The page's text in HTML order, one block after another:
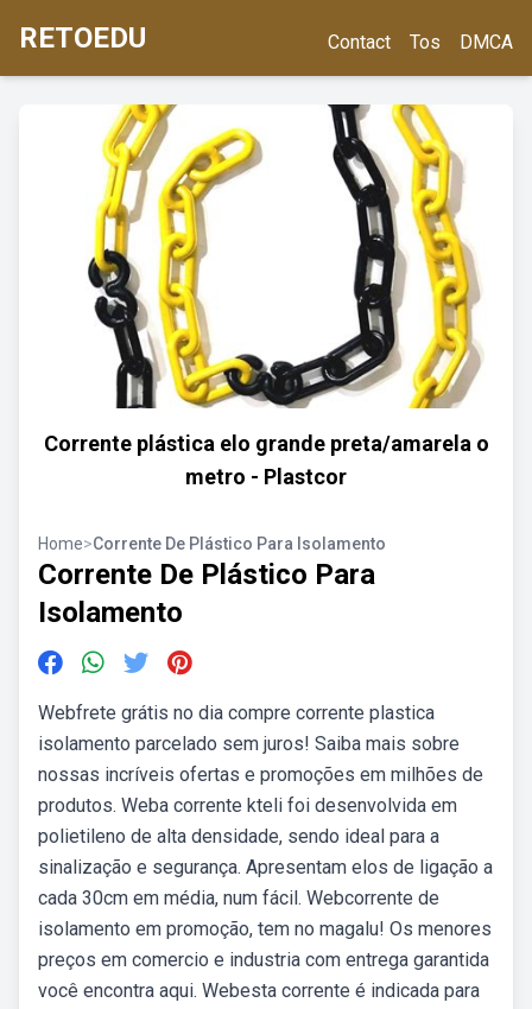
RETOEDU Contact Tos DMCA
Corrente plástica elo grande preta/amarela o
metro - Plastcor
Home>Corrente De Plástico Para Isolamento
Corrente De Plástico Para
Isolamento
Webfrete grátis no dia compre corrente plastica
isolamento parcelado sem juros! Saiba mais sobre
nossas incríveis ofertas e promoções em milhões de
produtos. Weba corrente kteli foi desenvolvida em
polietileno de alta densidade, sendo ideal para a
sinalização e segurança. Apresentam elos de ligação a
cada 30cm em média, num fácil. Webcorrente de
isolamento em promoção, tem no magalu! Os menores
preços em comercio e industria com entrega garantida
você encontra aqui. Webesta corrente é indicada para